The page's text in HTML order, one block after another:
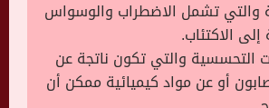
والتي تشمل الاضطراب والوسواس
الاكتئاب.
التحسسية والتي تكون ناتجة عن
أو عن مواد كيميائية ممكن أن